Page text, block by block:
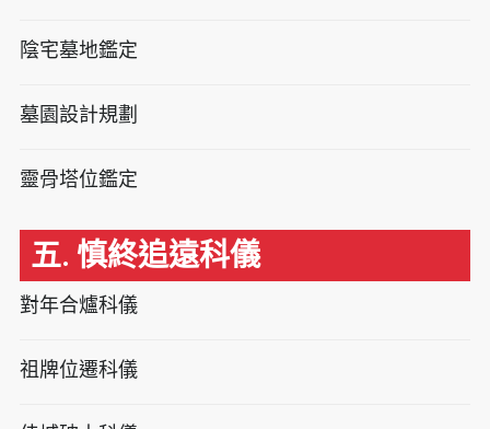
陰宅墓地鑑定
墓園設計規劃
靈骨塔位鑑定
五. 慎終追遠科儀
對年合爐科儀
祖牌位遷科儀